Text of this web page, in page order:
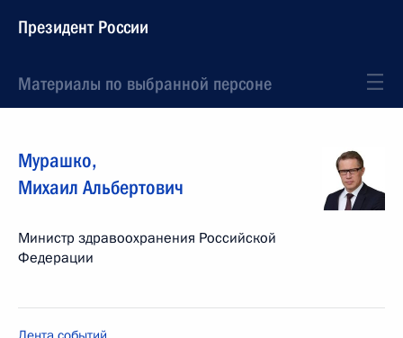
Президент России
Материалы по выбранной персоне
Мурашко,
Михаил Альбертович
Министр здравоохранения Российской
Федерации